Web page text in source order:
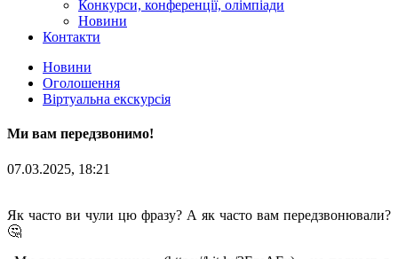
Конкурси, конференції, олімпіади
Новини
Контакти
Новини
Оголошення
Віртуальна екскурсія
Ми вам передзвонимо!
07.03.2025, 18:21
Як часто ви чули цю фразу? А як часто вам передзвонювали?
🤔